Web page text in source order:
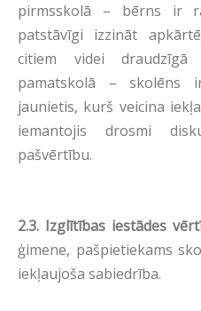
pirmsskolā – bērns ir
patstāvīgi izzināt
citiem videi
pamatskolā – skolēns
jaunietis, kurš veicina
iemantojis drosmi
pašvērtību.
2.3. Izglītības iestādes
ģimene, pašpietiekams
iekļaujoša sabiedrība.